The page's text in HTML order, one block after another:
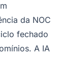
da NOC
fechado
A IA